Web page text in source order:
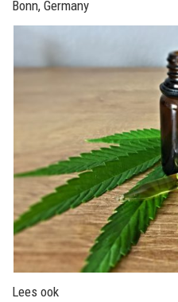
Bonn, Germany
Lees ook